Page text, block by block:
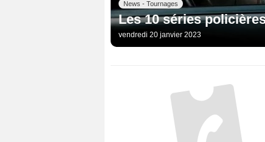
News - Tournages
Les 10 séries
vendredi 20 janvier 2023